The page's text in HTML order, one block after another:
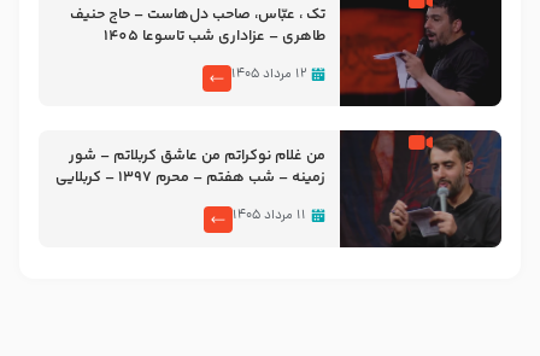
تک ، عبّاس، صاحب دل‌هاست – حاج حنیف
طاهری – عزاداری شب تاسوعا 1405
۱۲ مرداد ۱۴۰۵
من غلام نوکراتم من عاشق کربلاتم – شور
زمینه – شب هفتم – محرم 1397 – کربلایی
۱۱ مرداد ۱۴۰۵